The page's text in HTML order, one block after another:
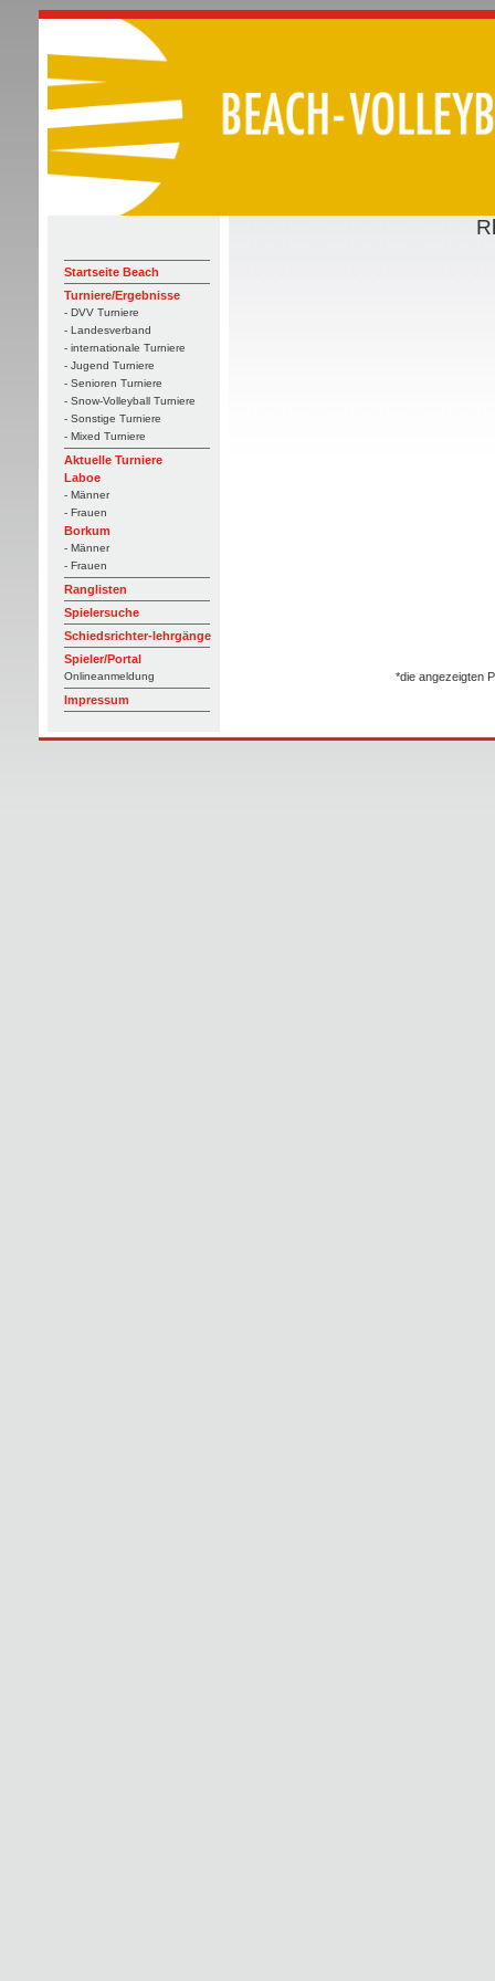
Startseite Beach
Turniere/Ergebnisse
- DVV Turniere
- Landesverband
- internationale Turniere
- Jugend Turniere
- Senioren Turniere
- Snow-Volleyball Turniere
- Sonstige Turniere
- Mixed Turniere
Aktuelle Turniere
Laboe
- Männer
- Frauen
Borkum
- Männer
- Frauen
Ranglisten
Spielersuche
Schiedsrichter-lehrgänge
Spieler/Portal
Onlineanmeldung
Impressum
*die angezeigten